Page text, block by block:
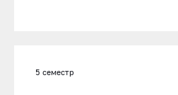
5 семестр